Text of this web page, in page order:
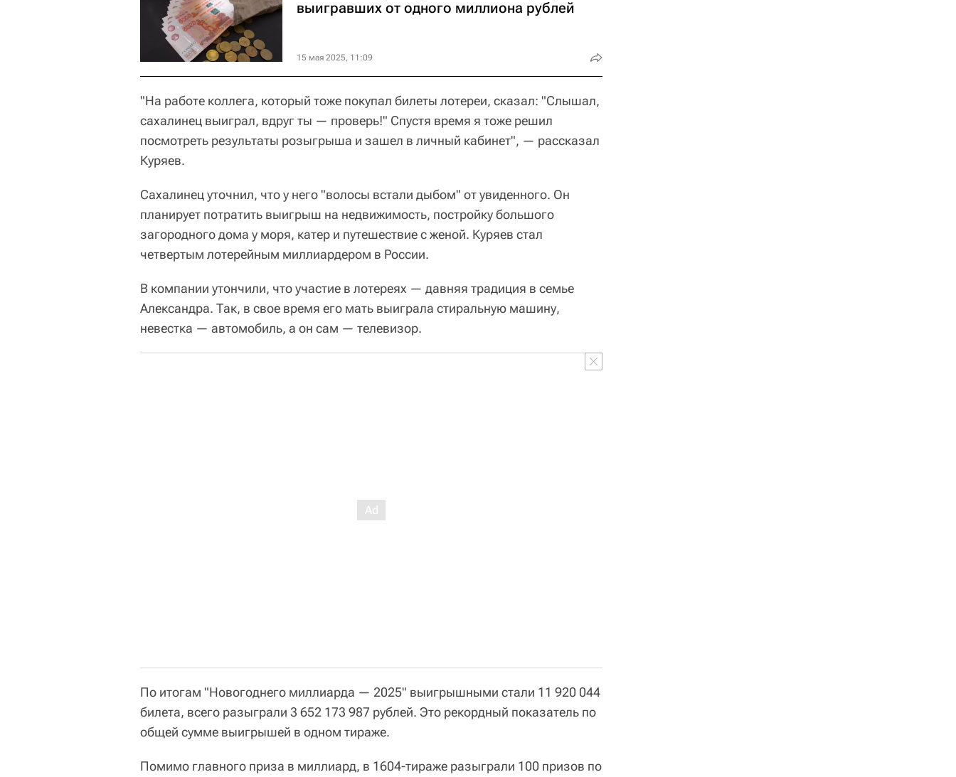
выигравших от одного миллиона рублей
15 мая 2025, 11:09
"На работе коллега, который тоже покупал билеты лотереи, сказал: "Слышал,
сахалинец выиграл, вдруг ты — проверь!" Спустя время я тоже решил
посмотреть результаты розыгрыша и зашел в личный кабинет", — рассказал
Куряев.
Сахалинец уточнил, что у него "волосы встали дыбом" от увиденного. Он
планирует потратить выигрыш на недвижимость, постройку большого
загородного дома у моря, катер и путешествие с женой. Куряев стал
четвертым лотерейным миллиардером в России.
В компании утончили, что участие в лотереях — давняя традиция в семье
Александра. Так, в свое время его мать выиграла стиральную машину,
невестка — автомобиль, а он сам — телевизор.
По итогам "Новогоднего миллиарда — 2025" выигрышными стали 11 920 044
билета, всего разыграли 3 652 173 987 рублей. Это рекордный показатель по
общей сумме выигрышей в одном тираже.
Помимо главного приза в миллиард, в 1604-тираже разыграли 100 призов по